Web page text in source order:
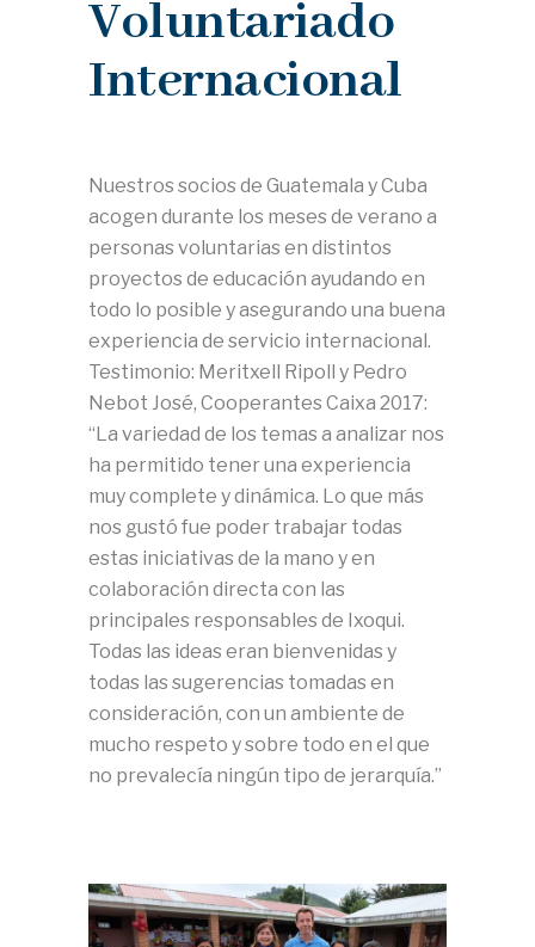
Voluntariado
Internacional
Nuestros socios de Guatemala y Cuba
acogen durante los meses de verano a
personas voluntarias en distintos
proyectos de educación ayudando en
todo lo posible y asegurando una buena
experiencia de servicio internacional.
Testimonio: Meritxell Ripoll y Pedro
Nebot José, Cooperantes Caixa 2017:
“La variedad de los temas a analizar nos
ha permitido tener una experiencia
muy complete y dinámica. Lo que más
nos gustó fue poder trabajar todas
estas iniciativas de la mano y en
colaboración directa con las
principales responsables de Ixoqui.
Todas las ideas eran bienvenidas y
todas las sugerencias tomadas en
consideración, con un ambiente de
mucho respeto y sobre todo en el que
no prevalecía ningún tipo de jerarquía.”